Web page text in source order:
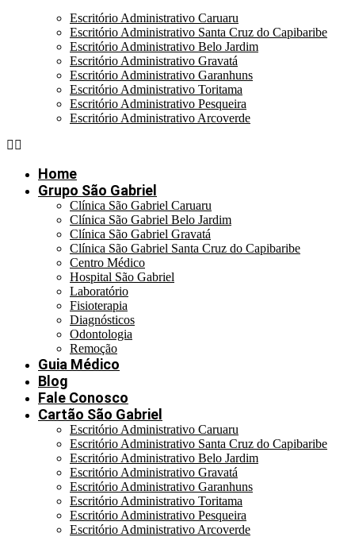
Escritório Administrativo Caruaru
Escritório Administrativo Santa Cruz do Capibaribe
Escritório Administrativo Belo Jardim
Escritório Administrativo Gravatá
Escritório Administrativo Garanhuns
Escritório Administrativo Toritama
Escritório Administrativo Pesqueira
Escritório Administrativo Arcoverde
Home
Grupo São Gabriel
Clínica São Gabriel Caruaru
Clínica São Gabriel Belo Jardim
Clínica São Gabriel Gravatá
Clínica São Gabriel Santa Cruz do Capibaribe
Centro Médico
Hospital São Gabriel
Laboratório
Fisioterapia
Diagnósticos
Odontologia
Remoção
Guia Médico
Blog
Fale Conosco
Cartão São Gabriel
Escritório Administrativo Caruaru
Escritório Administrativo Santa Cruz do Capibaribe
Escritório Administrativo Belo Jardim
Escritório Administrativo Gravatá
Escritório Administrativo Garanhuns
Escritório Administrativo Toritama
Escritório Administrativo Pesqueira
Escritório Administrativo Arcoverde